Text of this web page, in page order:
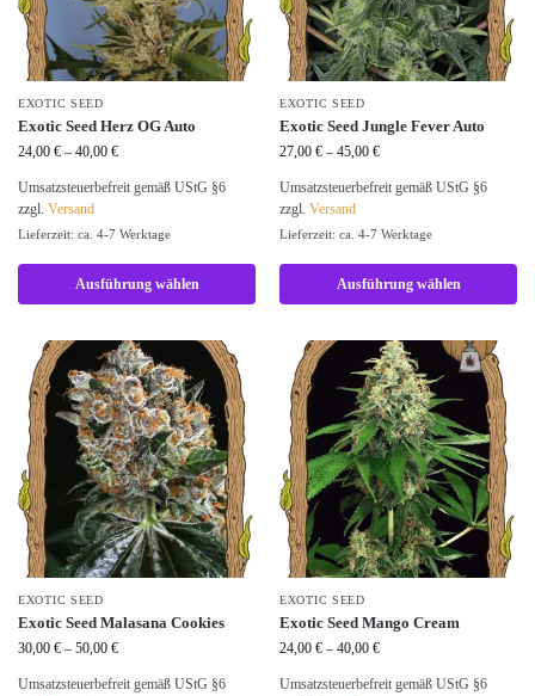
EXOTIC SEED
Exotic Seed Herz OG Auto
24,00 € – 40,00 €
Umsatzsteuerbefreit gemäß UStG §6
zzgl. Versand
Lieferzeit: ca. 4-7 Werktage
Ausführung wählen
EXOTIC SEED
Exotic Seed Jungle Fever Auto
27,00 € – 45,00 €
Umsatzsteuerbefreit gemäß UStG §6
zzgl. Versand
Lieferzeit: ca. 4-7 Werktage
Ausführung wählen
EXOTIC SEED
Exotic Seed Malasana Cookies
30,00 € – 50,00 €
Umsatzsteuerbefreit gemäß UStG §6
EXOTIC SEED
Exotic Seed Mango Cream
24,00 € – 40,00 €
Umsatzsteuerbefreit gemäß UStG §6